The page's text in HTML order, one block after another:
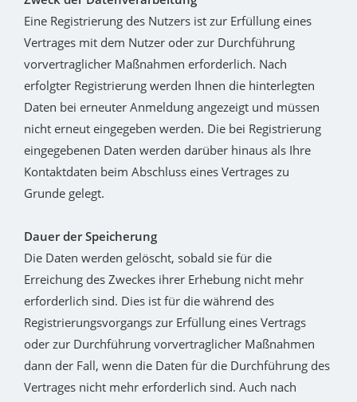
Eine Registrierung des Nutzers ist zur Erfüllung eines
Vertrages mit dem Nutzer oder zur Durchführung
vorvertraglicher Maßnahmen erforderlich. Nach
erfolgter Registrierung werden Ihnen die hinterlegten
Daten bei erneuter Anmeldung angezeigt und müssen
nicht erneut eingegeben werden. Die bei Registrierung
eingegebenen Daten werden darüber hinaus als Ihre
Kontaktdaten beim Abschluss eines Vertrages zu
Grunde gelegt.
Dauer der Speicherung
Die Daten werden gelöscht, sobald sie für die
Erreichung des Zweckes ihrer Erhebung nicht mehr
erforderlich sind. Dies ist für die während des
Registrierungsvorgangs zur Erfüllung eines Vertrags
oder zur Durchführung vorvertraglicher Maßnahmen
dann der Fall, wenn die Daten für die Durchführung des
Vertrages nicht mehr erforderlich sind. Auch nach